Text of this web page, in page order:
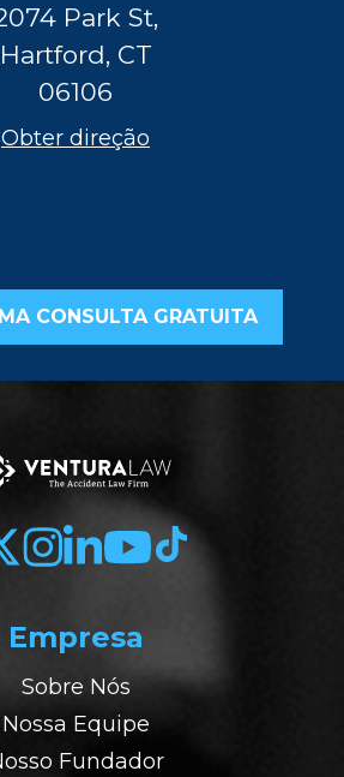
Park St,
Hartford, CT
06106
Obter direção
CONSULTA GRATUITA
Empresa
Sobre Nós
Nossa Equipe
Fundador